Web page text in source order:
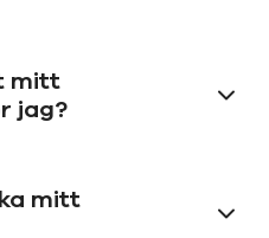
mitt
jag?
mitt